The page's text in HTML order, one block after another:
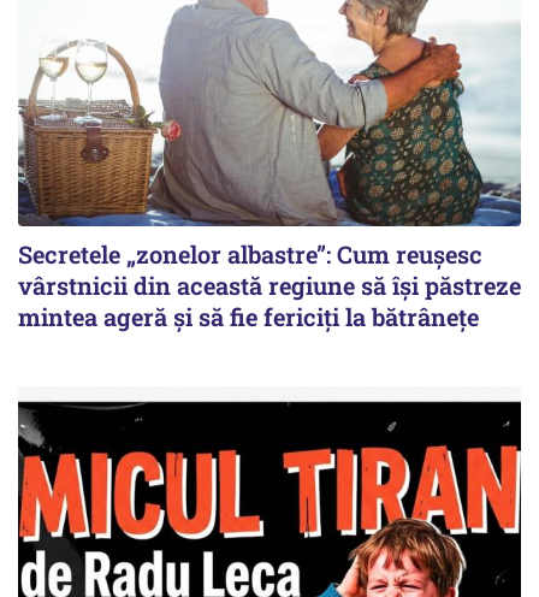
Secretele „zonelor albastre”: Cum reușesc
vârstnicii din această regiune să își păstreze
mintea ageră și să fie fericiți la bătrânețe